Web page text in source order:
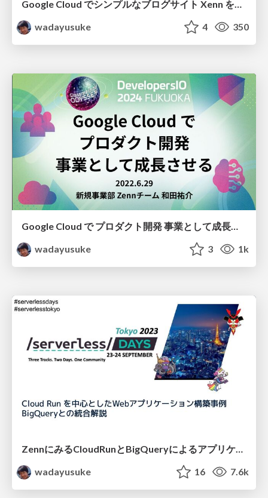
Google Cloud でシンプルなブログサイト Xenn をつくろう / xenn-google-cloud-handson
wadayusuke
4 350
Google Cloud で プロダクト開発 事業として成長させるZennの例 / grows-zenn-with-google-cloud
wadayusuke
3 1k
wadayusuke
16 7.6k